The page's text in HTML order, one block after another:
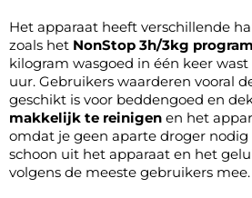
Het apparaat heeft verschillende
zoals het NonStop 3h/3kg
kilogram wasgoed in één keer
uur. Gebruikers waarderen vooral
geschikt is voor beddengoed en
makkelijk te reinigen en het
omdat je geen aparte droger
schoon uit het apparaat en het
volgens de meeste gebruikers mee.